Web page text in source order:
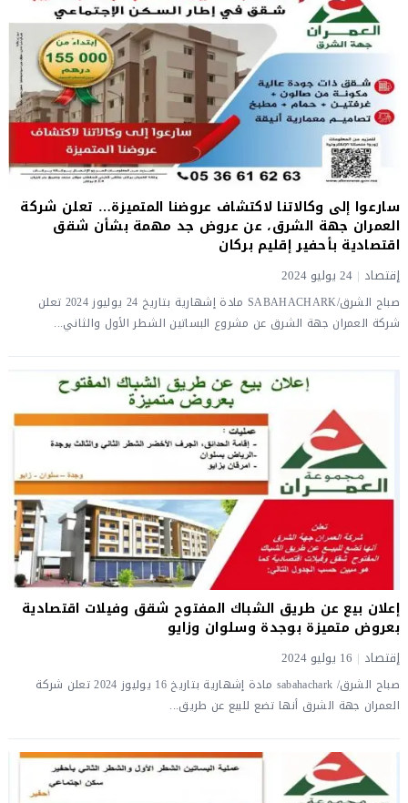
سارعوا إلى وكالاتنا لاكتشاف عروضنا المتميزة… تعلن شركة
العمران جهة الشرق، عن عروض جد مهمة بشأن شقق
اقتصادية بأحفير إقليم بركان
إقتصاد 24 يوليو 2024
صباح الشرق/SABAHACHARK مادة إشهارية بتاريخ 24 يوليوز 2024 تعلن
شركة العمران جهة الشرق عن مشروع البساتين الشطر الأول والثاني...
إعلان بيع عن طريق الشباك المفتوح شقق وفيلات اقتصادية
بعروض متميزة بوجدة وسلوان وزايو
إقتصاد 16 يوليو 2024
صباح الشرق/ sabahachark مادة إشهارية بتاريخ 16 يوليوز 2024 تعلن شركة
العمران جهة الشرق أنها تضع للبيع عن طريق...